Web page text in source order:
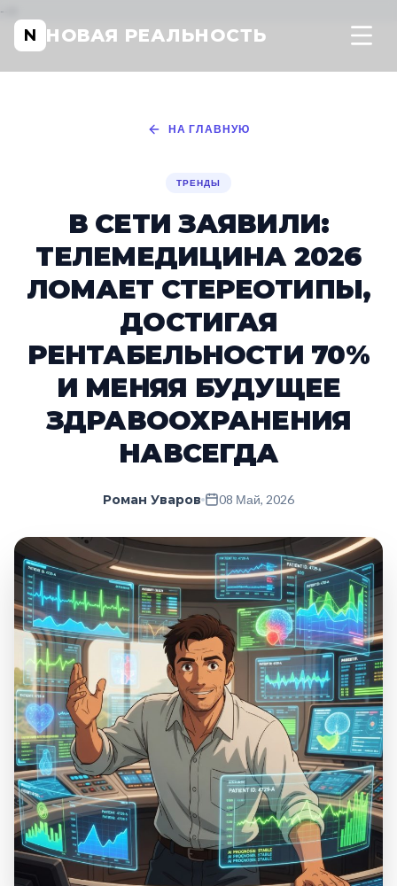
-->
N НОВАЯ РЕАЛЬНОСТЬ
НА ГЛАВНУЮ
ТРЕНДЫ
В СЕТИ ЗАЯВИЛИ:
ТЕЛЕМЕДИЦИНА 2026
ЛОМАЕТ СТЕРЕОТИПЫ,
ДОСТИГАЯ
РЕНТАБЕЛЬНОСТИ 70%
И МЕНЯЯ БУДУЩЕЕ
ЗДРАВООХРАНЕНИЯ
НАВСЕГДА
Роман Уваров 08 Май, 2026